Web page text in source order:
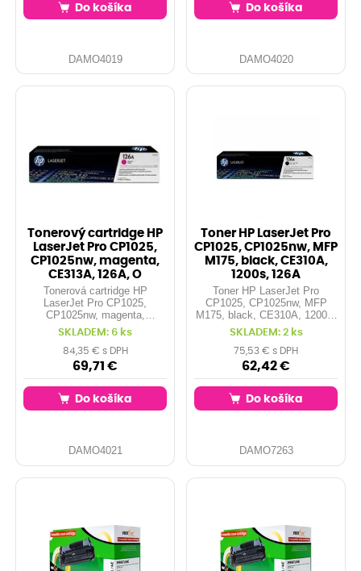
Do košíka
DAMO4019
Do košíka
DAMO4020
Tonerový cartridge HP
LaserJet Pro CP1025,
CP1025nw, magenta,
CE313A, 126A, O
Tonerová cartridge HP
LaserJet Pro CP1025,
CP1025nw, magenta,
CE313A, 126A, O
SKLADEM: 6 ks
84,35 € s DPH
69,71 €
Do košíka
DAMO4021
Toner HP LaserJet Pro
CP1025, CP1025nw, MFP
M175, black, CE310A,
1200s, 126A
Toner HP LaserJet Pro
CP1025, CP1025nw, MFP
M175, black, CE310A, 1200s,
126A
SKLADEM: 2 ks
75,53 € s DPH
62,42 €
Do košíka
DAMO7263